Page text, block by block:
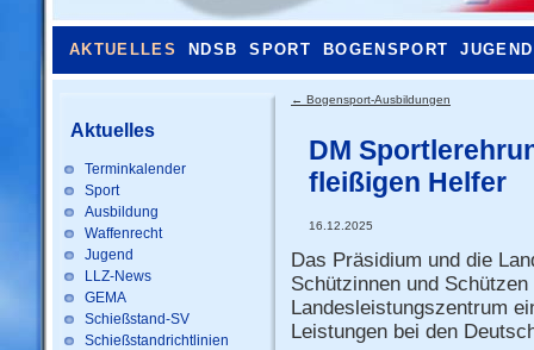
AKTUELLES NDSB SPORT BOGENSPORT JUGEND
Aktuelles
Terminkalender
Sport
Ausbildung
Waffenrecht
Jugend
LLZ-News
GEMA
Schießstand-SV
Schießstandrichtlinien
← Bogensport-Ausbildungen
DM
fleißigen Helfer
16.12.2025
Das Präsidium und die
Schützinnen und
Landesleistungszentrum
Leistungen bei den